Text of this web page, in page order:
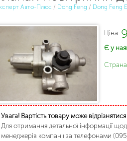
Авто-Плюс / Dong Feng / Dong Feng
Ціна:
Є у
Увага! Вартість товару може
Для отримання детальної інформації
менеджерів компанії за телефонами